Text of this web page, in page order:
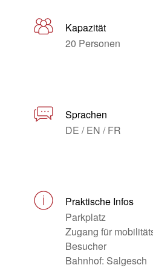
Kapazität
20 Personen
Sprachen
DE / EN / FR
Praktische Infos
Parkplatz
Zugang für
Besucher
Bahnhof: Salgesch